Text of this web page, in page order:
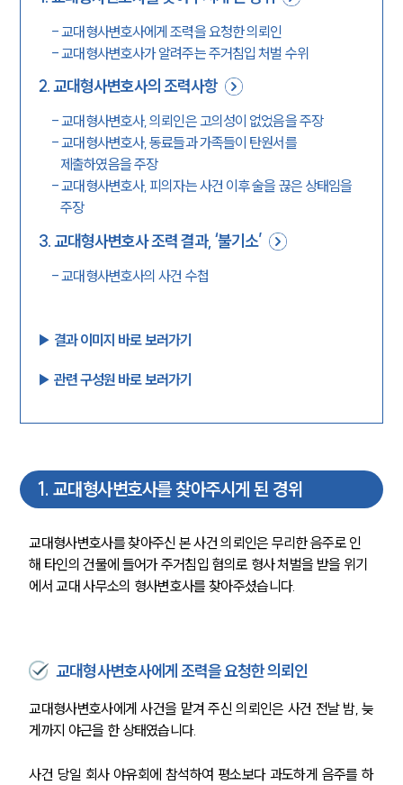
-교대형사변호사에게 조력을 요청한 의뢰인
-교대형사변호사가 알려주는 주거침입 처벌 수위
2.교대형사변호사의 조력사항
-교대형사변호사, 의뢰인은 고의성이 없었음을 주장
-교대형사변호사, 동료들과 가족들이 탄원서를
제출하였음을 주장
-교대형사변호사, 피의자는 사건 이후 술을 끊은 상태임을
주장
3.교대형사변호사 조력 결과, ‘불기소’
-교대형사변호사의 사건 수첩
▶︎ 결과 이미지 바로 보러가기
▶︎ 관련 구성원 바로 보러가기
1. 교대형사변호사를 찾아주시게 된 경위
교대형사변호사를 찾아주신 본 사건 의뢰인은 무리한 음주로 인
해 타인의 건물에 들어가 주거침입 혐의로 형사 처벌을 받을 위기
에서 교대 사무소의 형사변호사를 찾아주셨습니다.
교대형사변호사에게 조력을 요청한 의뢰인
교대형사변호사에게 사건을 맡겨 주신 의뢰인은 사건 전날 밤, 늦
게까지 야근을 한 상태였습니다.
사건 당일 회사 야유회에 참석하여 평소보다 과도하게 음주를 하